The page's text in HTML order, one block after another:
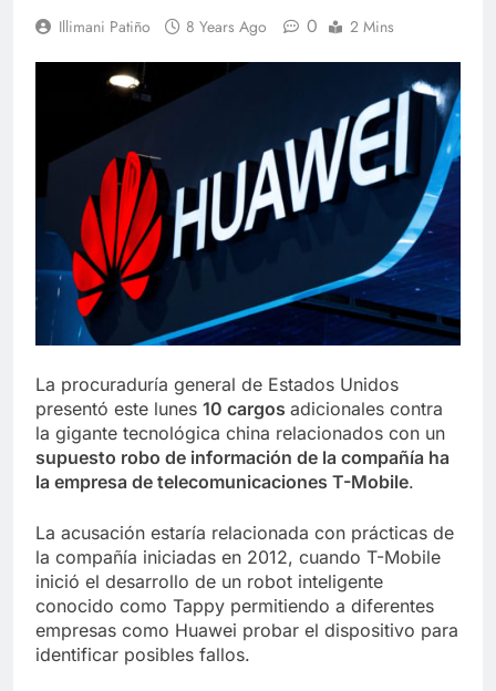
Illimani Patiño 8 Years Ago 0 2 Mins
La procuraduría general de Estados Unidos
presentó este lunes 10 cargos adicionales contra
la gigante tecnológica china relacionados con un
supuesto robo de información de la compañía ha
la empresa de telecomunicaciones T-Mobile.
La acusación estaría relacionada con prácticas de
la compañía iniciadas en 2012, cuando T-Mobile
inició el desarrollo de un robot inteligente
conocido como Tappy permitiendo a diferentes
empresas como Huawei probar el dispositivo para
identificar posibles fallos.